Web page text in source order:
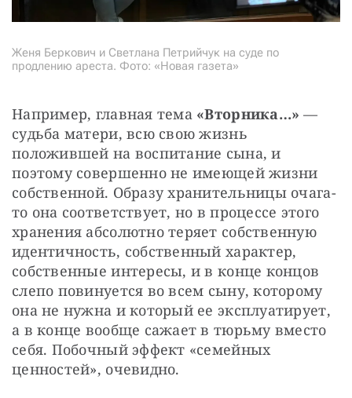
Женя Беркович и Светлана Петрийчук на суде по
продлению ареста. Фото: «Новая газета»
Например, главная тема «Вторника…» —
судьба матери, всю свою жизнь
положившей на воспитание сына, и
поэтому совершенно не имеющей жизни
собственной. Образу хранительницы очага-
то она соответствует, но в процессе этого
хранения абсолютно теряет собственную
идентичность, собственный характер,
собственные интересы, и в конце концов
слепо повинуется во всем сыну, которому
она не нужна и который ее эксплуатирует,
а в конце вообще сажает в тюрьму вместо
себя. Побочный эффект «семейных
ценностей», очевидно.